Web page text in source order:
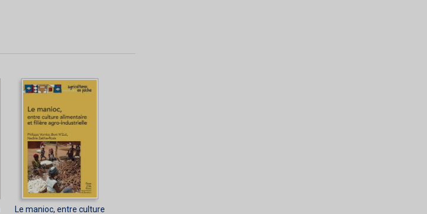
Le manioc, entre culture